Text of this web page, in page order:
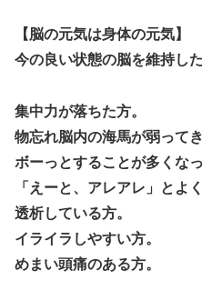
【脳の元気は身体の元気】
今の良い状態の脳を維持し
集中力が落ちた方。
物忘れ脳内の海馬が弱って
ボーっとすることが多くな
「えーと、アレアレ」とよ
透析している方。
イライラしやすい方。
めまい頭痛のある方。